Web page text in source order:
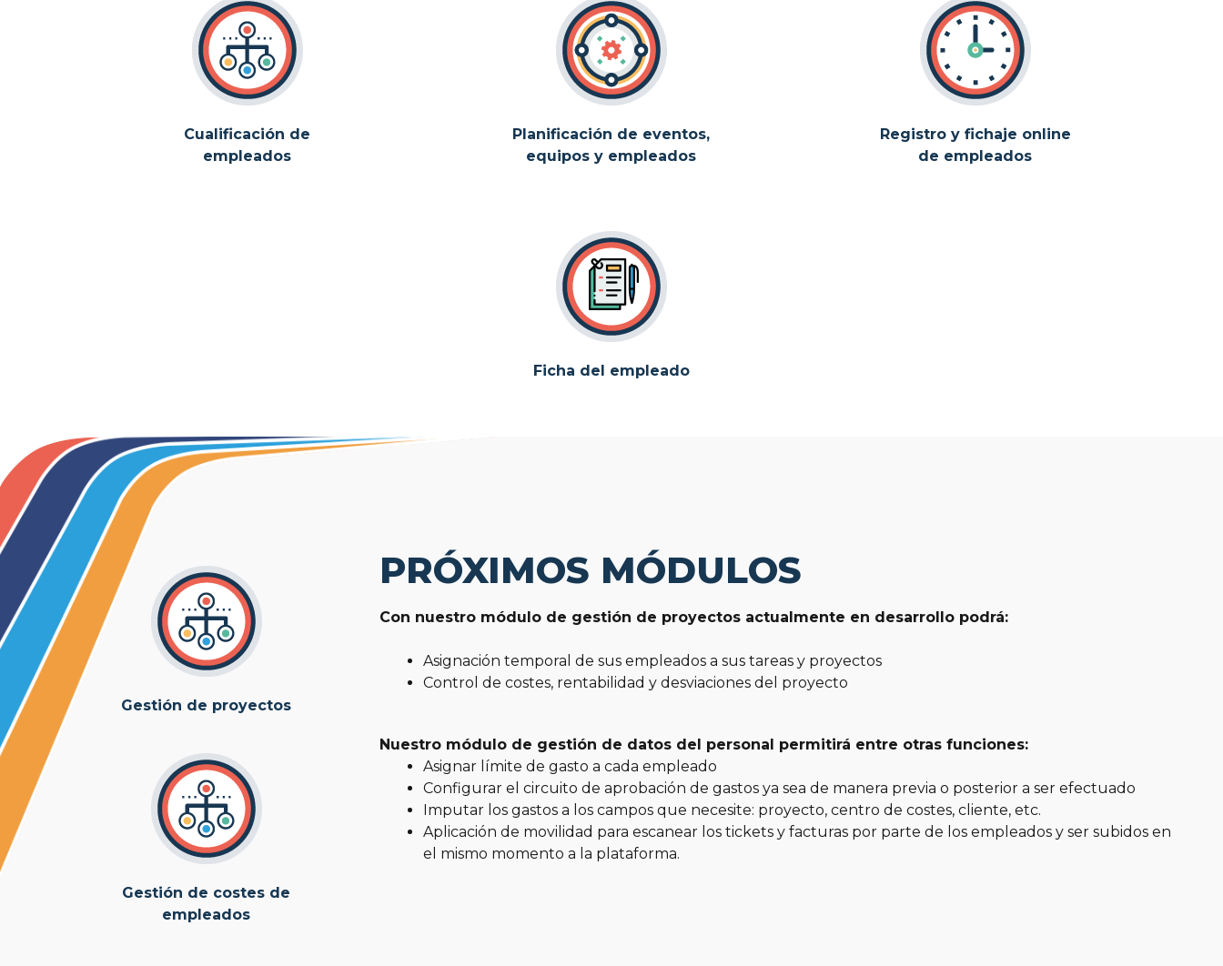
Cualificación de
empleados
Planificación de eventos,
equipos y empleados
Registro y fichaje online
de empleados
Ficha del empleado
Gestión de proyectos
Gestión de costes de
empleados
PRÓXIMOS MÓDULOS
Con nuestro módulo de gestión de proyectos actualmente en desarrollo podrá:
Asignación temporal de sus empleados a sus tareas y proyectos
Control de costes, rentabilidad y desviaciones del proyecto
Nuestro módulo de gestión de datos del personal permitirá entre otras funciones:
Asignar límite de gasto a cada empleado
Configurar el circuito de aprobación de gastos ya sea de manera previa o posterior a ser efectuado
Imputar los gastos a los campos que necesite: proyecto, centro de costes, cliente, etc.
Aplicación de movilidad para escanear los tickets y facturas por parte de los empleados y ser subidos en
el mismo momento a la plataforma.